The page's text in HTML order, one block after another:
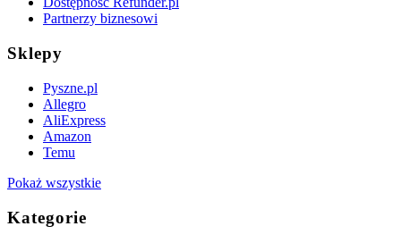
Partnerzy biznesowi
Sklepy
Pyszne.pl
Allegro
AliExpress
Amazon
Temu
Pokaż wszystkie
Kategorie